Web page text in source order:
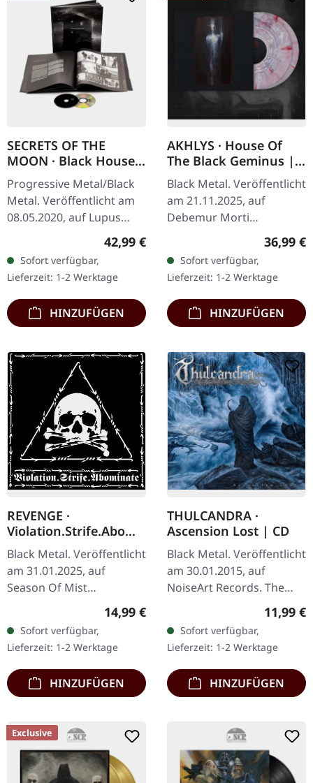
SECRETS OF THE
MOON · Black House |
ARTBOOK CD
Progressive Metal/Black
Metal. Veröffentlicht am
08.05.2020, auf Lupus
exklusive Artbook-Edition
mit silbernem
Heißprägedruck,…
Regulärer Preis:
42,99 €
Sofort verfügbar,
Lieferzeit: 1-2 Werktage
HINZUFÜGEN
AKHLYS · House Of
The Black Geminus |
PEARL WHITE/RED 2LP
Black Metal. Veröffentlicht
am 21.11.2025, auf
Debemur Morti
Productions. Perlweiß/Rot
marmoriertes Doppel-
Vinyl im Gatefold-Cover
mit Booklet im…
36,99 €
Sofort verfügbar,
Lieferzeit: 1-2 Werktage
HINZUFÜGEN
REVENGE ·
Violation.Strife.Abomi
nate | CD DIGIPAK
Black Metal. Veröffentlicht
am 31.01.2025, auf
Season Of Mist
Underground Activists.
CD im Deluxe-Digipak mit
20-seitigem Booklet.
"Violation.Strife…
Regulärer Preis:
14,99 €
Sofort verfügbar,
Lieferzeit: 1-2 Werktage
HINZUFÜGEN
THULCANDRA ·
Ascension Lost | CD
Black Metal. Veröffentlicht
am 30.01.2015, auf
NoiseArt Records. The
First Rebellion Throne of
Will Deliverance In Sin and
Death Demigod
Imprisoned…
11,99 €
Sofort verfügbar,
Lieferzeit: 1-2 Werktage
HINZUFÜGEN
Exclusive